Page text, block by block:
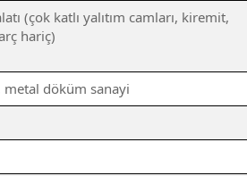
(çok katlı yalıtım camları, kiremit,
hariç)
metal döküm sanayi